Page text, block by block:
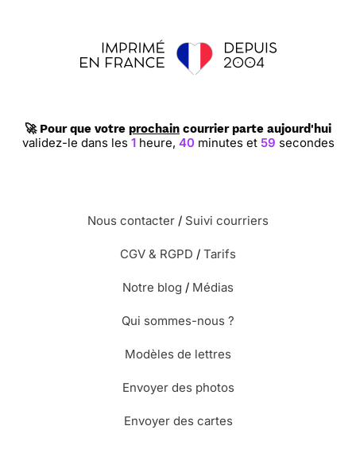
🚀 Pour que votre prochain courrier parte aujourd'hui
validez-le dans les 1heure, 40minutes et 59 secondes
Nous contacter / Suivi courriers
CGV & RGPD / Tarifs
Notre blog / Médias
Qui sommes-nous ?
Modèles de lettres
Envoyer des photos
Envoyer des cartes